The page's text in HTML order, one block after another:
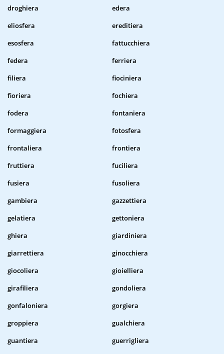
droghiera
edera
eliosfera
ereditiera
esosfera
fattucchiera
federa
ferriera
filiera
fiociniera
fioriera
fochiera
fodera
fontaniera
formaggiera
fotosfera
frontaliera
frontiera
fruttiera
fuciliera
fusiera
fusoliera
gambiera
gazzettiera
gelatiera
gettoniera
ghiera
giardiniera
giarrettiera
ginocchiera
giocoliera
gioielliera
girafiliera
gondoliera
gonfaloniera
gorgiera
groppiera
gualchiera
guantiera
guerrigliera